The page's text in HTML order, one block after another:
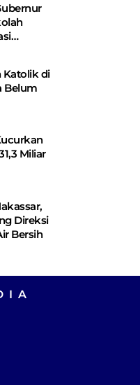
Katolik di
Belum
Miliar
Direksi
Bersih